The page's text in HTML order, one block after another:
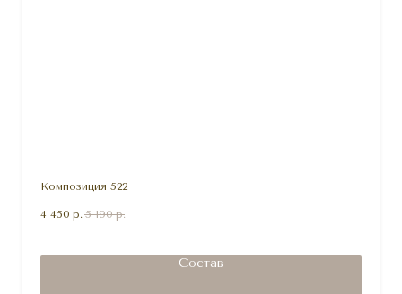
Композиция 522
4 450 р. 5 190 р.
Состав